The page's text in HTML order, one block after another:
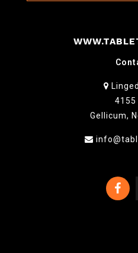
4155
Gellicum,